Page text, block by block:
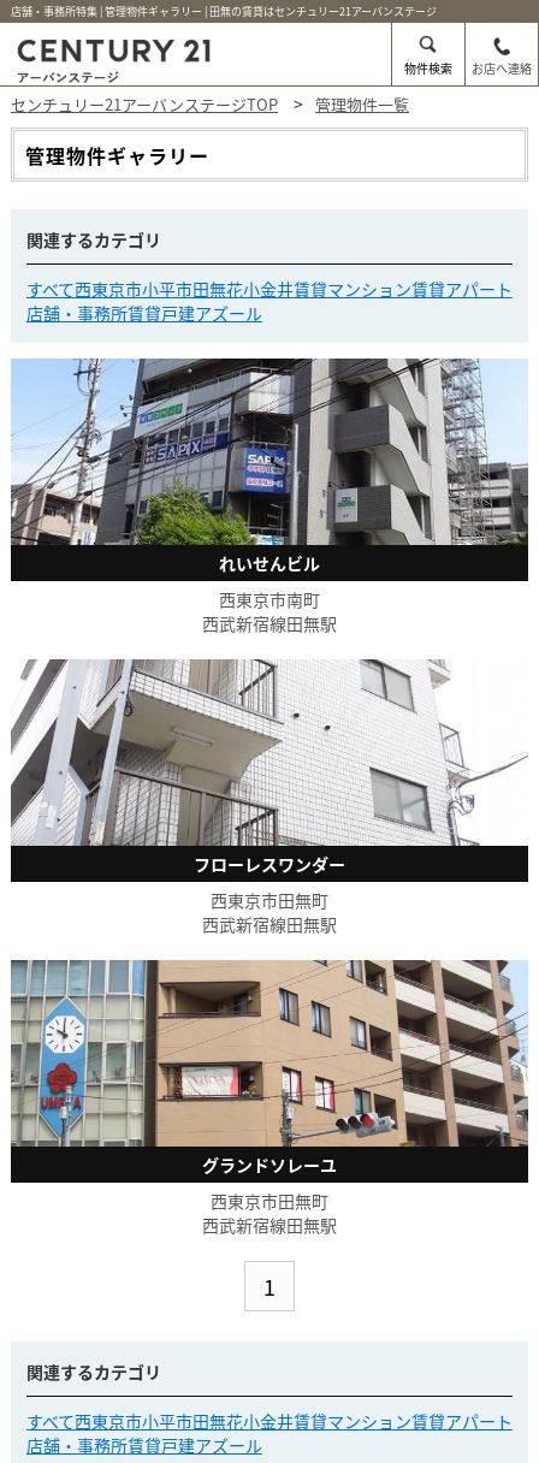
店舗・事務所特集 | 管理物件ギャラリー | 田無の賃貸はセンチュリー21アーバンステージ
物件検索 お店へ連絡
センチュリー21アーバンステージTOP 管理物件一覧
管理物件ギャラリー
関連するカテゴリ
すべて西東京市小平市田無花小金井賃貸マンション賃貸アパート
店舗・事務所賃貸戸建アズール
れいせんビル
西東京市南町
西武新宿線田無駅
フローレスワンダー
西東京市田無町
西武新宿線田無駅
グランドソレーユ
西東京市田無町
西武新宿線田無駅
1
関連するカテゴリ
すべて西東京市小平市田無花小金井賃貸マンション賃貸アパート
店舗・事務所賃貸戸建アズール